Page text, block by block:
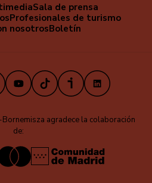
Sala de prensa
Profesionales de turismo
nosotrosBoletín
YoutubeTikTokiVooxLinkedIn
agradece la colaboración
de: